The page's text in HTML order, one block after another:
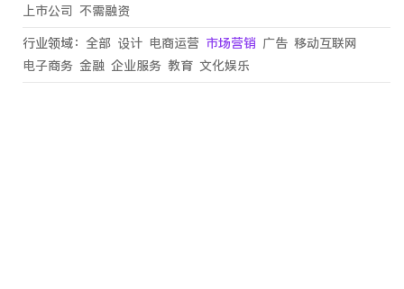
上市公司 不需融资
行业领域： 全部 设计 电商运营 市场营销 广告 移动互联网
电子商务 金融 企业服务 教育 文化娱乐